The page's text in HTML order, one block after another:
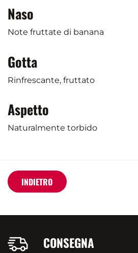
Naso
Note fruttate di banana
Gotta
Rinfrescante, fruttato
Aspetto
Naturalmente torbido
INDIETRO
CONSEGNA